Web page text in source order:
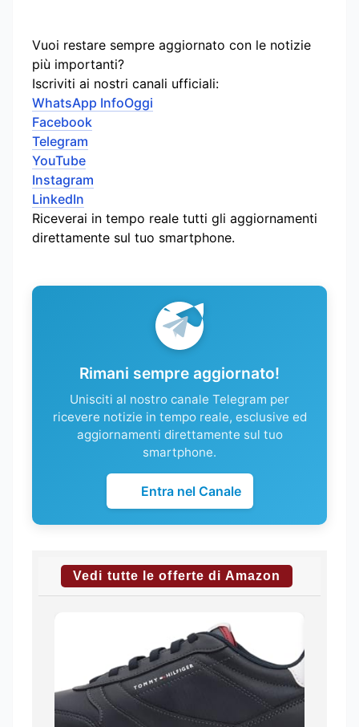
Vuoi restare sempre aggiornato con le notizie
più importanti?
Iscriviti ai nostri canali ufficiali:
WhatsApp InfoOggi
Facebook
Telegram
YouTube
Instagram
LinkedIn
Riceverai in tempo reale tutti gli aggiornamenti
direttamente sul tuo smartphone.
Rimani sempre aggiornato!
Unisciti al nostro canale Telegram per
ricevere notizie in tempo reale, esclusive ed
aggiornamenti direttamente sul tuo
smartphone.
Entra nel Canale